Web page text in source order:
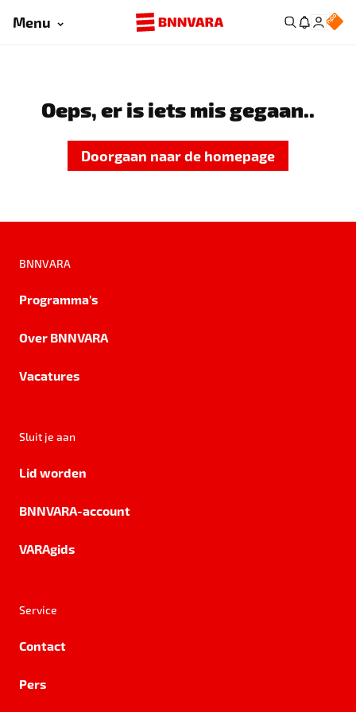
Menu
Oeps, er is iets mis gegaan..
Doorgaan naar de homepage
BNNVARA
Programma's
Over BNNVARA
Vacatures
Sluit je aan
Lid worden
BNNVARA-account
VARAgids
Service
Contact
Pers